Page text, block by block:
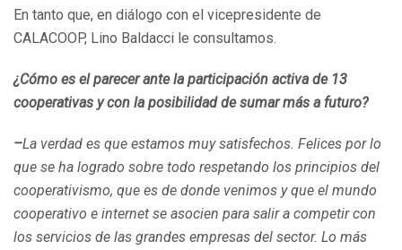
En tanto que, en diálogo con el vicepresidente de
CALACOOP, Lino Baldacci le consultamos.
¿Cómo es el parecer ante la participación activa de 13
cooperativas y con la posibilidad de sumar más a futuro?
–La verdad es que estamos muy satisfechos. Felices por lo
que se ha logrado sobre todo respetando los principios del
cooperativismo, que es de donde venimos y que el mundo
cooperativo e internet se asocien para salir a competir con
los servicios de las grandes empresas del sector. Lo más